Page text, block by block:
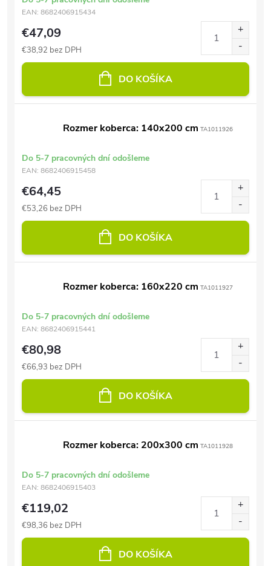
EAN: 8682406915434
€47,09
€38,92 bez DPH
DO KOŠÍKA
Rozmer koberca: 140x200 cm TA1011926
Do 5-7 pracovných dní odošleme
EAN: 8682406915458
€64,45
€53,26 bez DPH
DO KOŠÍKA
Rozmer koberca: 160x220 cm TA1011927
Do 5-7 pracovných dní odošleme
EAN: 8682406915441
€80,98
€66,93 bez DPH
DO KOŠÍKA
Rozmer koberca: 200x300 cm TA1011928
Do 5-7 pracovných dní odošleme
EAN: 8682406915403
€119,02
€98,36 bez DPH
DO KOŠÍKA